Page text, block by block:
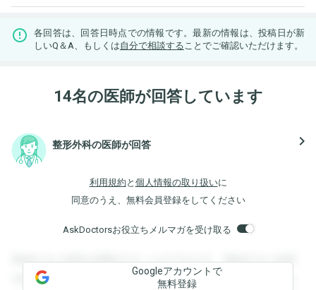
各回答は、回答日時点での情報です。最新の情報は、投稿日が新
しいQ＆A、もしくは自分で相談する ことでご確認いただけます。
14名の医師が回答しています
整形外科の医師が回答 navigate_next
利用規約 と 個人情報の取り扱いに
同意のうえ、無料会員登録をしてください
AskDoctorsお役立ちメルマガを受け取る
登録すると回答を閲覧することができます。登録すると回答
を閲覧することができます。登録すると回答を閲覧すること
Googleアカウントで
無料登録